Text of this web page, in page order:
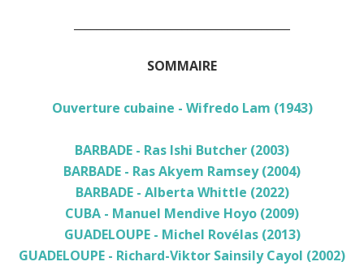
SOMMAIRE
Ouverture cubaine - Wifredo Lam (1943)
BARBADE - Ras Ishi Butcher (2003)
BARBADE - Ras Akyem Ramsey (2004)
BARBADE - Alberta Whittle (2022)
CUBA - Manuel Mendive Hoyo (2009)
GUADELOUPE - Michel Rovélas (2013)
GUADELOUPE - Richard-Viktor Sainsily Cayol (2002)